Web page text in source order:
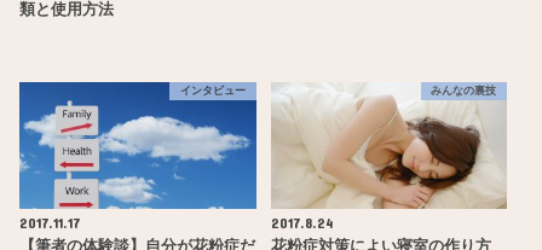
類と使用方法
インタビュー
2017.11.17
みんなの裏技
2017.8.24